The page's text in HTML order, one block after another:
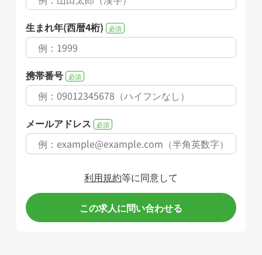
生まれ年(西暦4桁) 必須
携帯番号 必須
メールアドレス 必須
利用規約等に同意して
この求人に問い合わせる